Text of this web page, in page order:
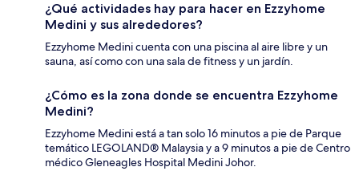
¿Qué actividades hay para hacer en Ezzyhome
Medini y sus alrededores?
Ezzyhome Medini cuenta con una piscina al aire libre y un
sauna, así como con una sala de fitness y un jardín.
¿Cómo es la zona donde se encuentra Ezzyhome
Medini?
Ezzyhome Medini está a tan solo 16 minutos a pie de Parque
temático LEGOLAND® Malaysia y a 9 minutos a pie de Centro
médico Gleneagles Hospital Medini Johor.